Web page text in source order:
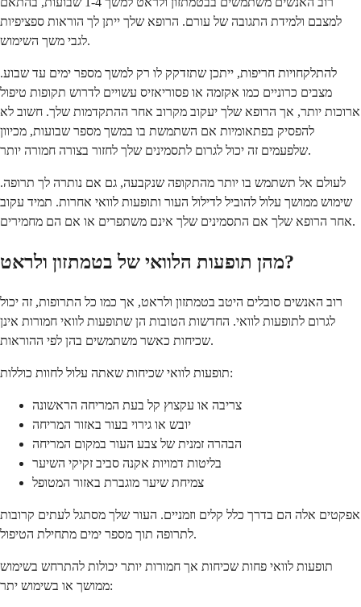
למצבם ולמידת התגובה של עורם. הרופא שלך ייתן לך הוראות ספציפיות
לגבי משך השימוש.
להתלקחויות חריפות, ייתכן שתזדקק לו רק למשך מספר ימים עד שבוע.
מצבים כרוניים כמו אקזמה או פסוריאזיס עשויים לדרוש תקופות טיפול
ארוכות יותר, אך הרופא שלך יעקוב מקרוב אחר ההתקדמות שלך. חשוב לא
להפסיק בפתאומיות אם השתמשת בו במשך מספר שבועות, מכיוון
שלפעמים זה יכול לגרום לתסמינים שלך לחזור בצורה חמורה יותר.
לעולם אל תשתמש בו יותר מהתקופה שנקבעה, גם אם נותרה לך תרופה.
שימוש ממושך עלול להוביל לדילול העור ותופעות לוואי אחרות. תמיד עקוב
אחר הרופא שלך אם התסמינים שלך אינם משתפרים או אם הם מחמירים.
מהן תופעות הלוואי של בטמתזון ולראט?
רוב האנשים סובלים היטב בטמתזון ולראט, אך כמו כל התרופות, זה יכול
לגרום לתופעות לוואי. החדשות הטובות הן שתופעות לוואי חמורות אינן
שכיחות כאשר משתמשים בהן לפי ההוראות.
תופעות לוואי שכיחות שאתה עלול לחוות כוללות:
צריבה או עקצוץ קל בעת המריחה הראשונה
יובש או גירוי בעור באזור המריחה
הבהרה זמנית של צבע העור במקום המריחה
בליטות דמויות אקנה סביב זקיקי השיער
צמיחת שיער מוגברת באזור המטופל
אפקטים אלה הם בדרך כלל קלים וזמניים. העור שלך מסתגל לעתים קרובות
לתרופה תוך מספר ימים מתחילת הטיפול.
תופעות לוואי פחות שכיחות אך חמורות יותר יכולות להתרחש בשימוש
ממושך או בשימוש יתר: